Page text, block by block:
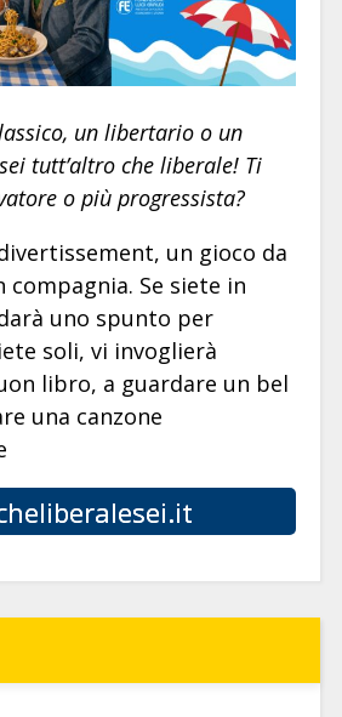
un libertario o un
tutt’altro che liberale! Ti
o più progressista?
un gioco da
compagnia. Se siete in
uno spunto per
soli, vi invoglierà
libro, a guardare un bel
una canzone